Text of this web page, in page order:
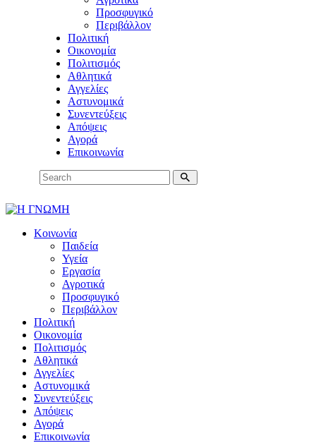
Προσφυγικό
Περιβάλλον
Πολιτική
Οικονομία
Πολιτισμός
Αθλητικά
Αγγελίες
Αστυνομικά
Συνεντεύξεις
Απόψεις
Αγορά
Επικοινωνία
Κοινωνία
Παιδεία
Υγεία
Εργασία
Αγροτικά
Προσφυγικό
Περιβάλλον
Πολιτική
Οικονομία
Πολιτισμός
Αθλητικά
Αγγελίες
Αστυνομικά
Συνεντεύξεις
Απόψεις
Αγορά
Επικοινωνία